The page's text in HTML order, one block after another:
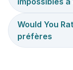
Would You
préfères